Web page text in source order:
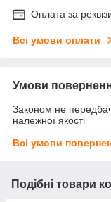
Оплата за
Всі умови оплати
Умови
Законом не
належної якості
Всі умови
Подібні товари